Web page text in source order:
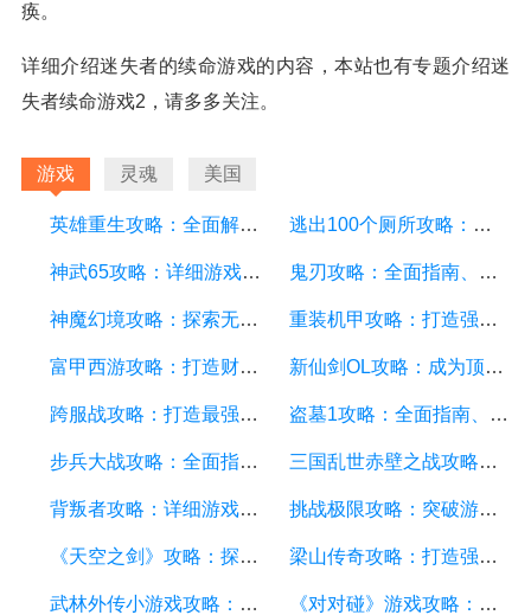
痪。
详细介绍迷失者的续命游戏的内容，本站也有专题介绍迷
失者续命游戏2，请多多关注。
游戏 灵魂 美国
英雄重生攻略：全面解析游戏中的技巧和策略 逃出100个厕所攻略：详细游戏攻略方面的描述
神武65攻略：详细游戏攻略方面的描述 鬼刃攻略：全面指南、技巧和秘籍，助你成为顶尖玩家
神魔幻境攻略：探索无尽的魔幻世界，成为顶尖玩家 重装机甲攻略：打造强大机甲，征服战场的终极指南
富甲西游攻略：打造财富王国的终极指南 新仙剑OL攻略：成为顶级仙侠大侠的秘诀与技巧
跨服战攻略：打造最强战队，征服多个服务器 盗墓1攻略：全面指南、秘籍和技巧
步兵大战攻略：全面指南及游戏技巧分享 三国乱世赤壁之战攻略：详细游戏攻略方面的描述
背叛者攻略：详细游戏攻略方面的描述 挑战极限攻略：突破游戏难关的终极指南
《天空之剑》攻略：探索天空的冒险之旅 梁山传奇攻略：打造强大的英雄团队，征服江湖的必备指南
武林外传小游戏攻略：全面解析游戏技巧、角色选择和剧情推进 《对对碰》游戏攻略：成为高手的秘籍